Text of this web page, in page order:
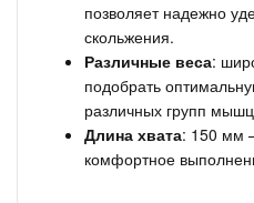
позволяет надежно
скольжения.
Различные веса:
подобрать
различных групп
Длина хвата: 150 мм
комфортное